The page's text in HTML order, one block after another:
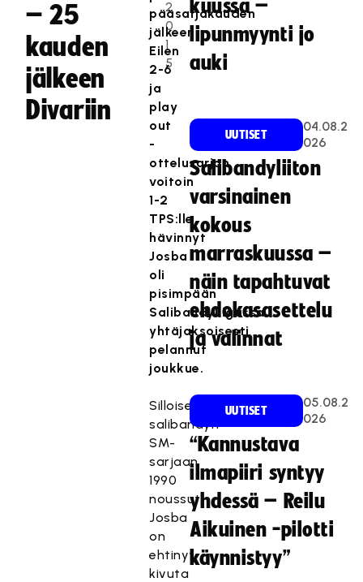
– 25
kauden
jälkeen
Divariin
2
0
1
5
pääsarjakauden
jälkeen.
Eilen
2-6
ja
play
out
-
ottelusarjan
voitoin
1-2
TPS:lle
hävinnyt
Josba
oli
pisimpään
Salibandyliigassa
yhtäjaksoisesti
pelannut
joukkue.
Silloiseen
salibandyn
SM-
sarjaan
1990
noussut
Josba
on
ehtinyt
kivuta
kuussa –
lipunmyynti jo
auki
UUTISET
04.08.2
026
Salibandyliiton
varsinainen
kokous
marraskuussa –
näin tapahtuvat
ehdokasasettelu
ja valinnat
UUTISET
05.08.2
026
“Kannustava
ilmapiiri syntyy
yhdessä – Reilu
Aikuinen -pilotti
käynnistyy”